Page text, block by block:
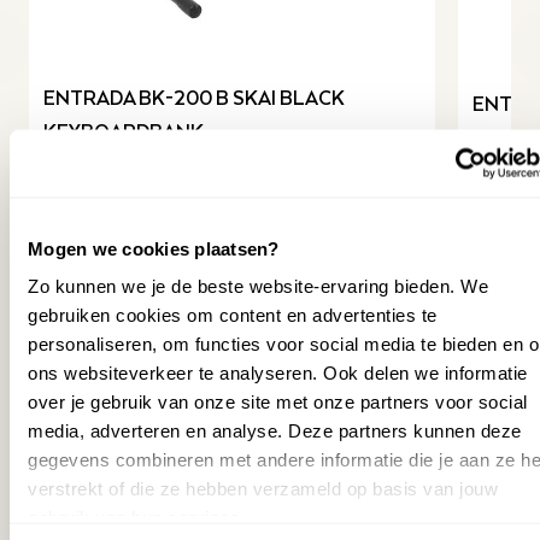
Mogen we cookies plaatsen?
Zo kunnen we je de beste website-ervaring bieden. We
gebruiken cookies om content en advertenties te
personaliseren, om functies voor social media te bieden en
ons websiteverkeer te analyseren. Ook delen we informatie
over je gebruik van onze site met onze partners voor social
media, adverteren en analyse. Deze partners kunnen deze
gegevens combineren met andere informatie die je aan ze
verstrekt of die ze hebben verzameld op basis van jouw
ENTRADA BK-200 B SKAI BLACK
KEYBOARDBANK
(Bundelkorting€ 10)
Op voorraad
Staat opgesteld in Wezep
MEER INFORMATIE
49,95
Accessoires